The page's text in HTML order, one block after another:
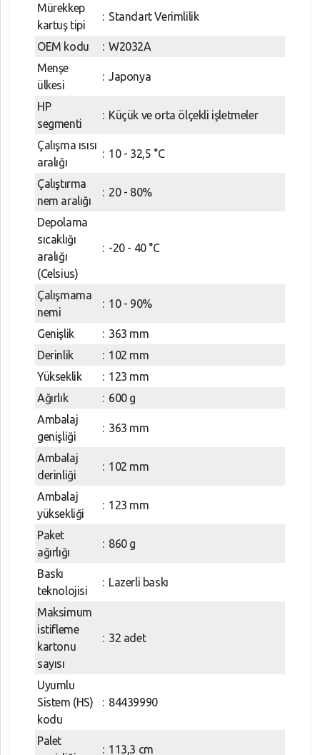
Mürekkep
kartuş tipi
: Standart Verimlilik
OEM kodu : W2032A
Menşe
ülkesi
: Japonya
HP
segmenti
: Küçük ve orta ölçekli işletmeler
Çalışma ısısı
aralığı
: 10 - 32,5 °C
Çalıştırma
nem aralığı
: 20 - 80%
Depolama
sıcaklığı
aralığı
(Celsius)
: -20 - 40 °C
Çalışmama
nemi
: 10 - 90%
Genişlik : 363 mm
Derinlik
: 102 mm
Yükseklik
: 123 mm
Ağırlık
: 600 g
Ambalaj
genişliği
: 363 mm
Ambalaj
derinliği
: 102 mm
Ambalaj
yüksekliği
: 123 mm
Paket
ağırlığı
: 860 g
Baskı
teknolojisi
: Lazerli baskı
Maksimum
istifleme
kartonu
sayısı
: 32 adet
Uyumlu
Sistem (HS)
kodu
: 84439990
Palet
: 113,3 cm